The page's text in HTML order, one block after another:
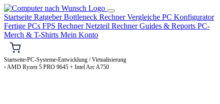
Startseite RatgeberBottleneck RechnerVergleiche PC Konfigurator
Fertige PCs FPS RechnerNetzteil RechnerGuides & Reports PC-
Merch & T-Shirts Mein Konto
Startseite›PC-Systeme›Entwicklung / Virtualisierung
› AMD Ryzen 5 PRO 9645 + Intel Arc A750